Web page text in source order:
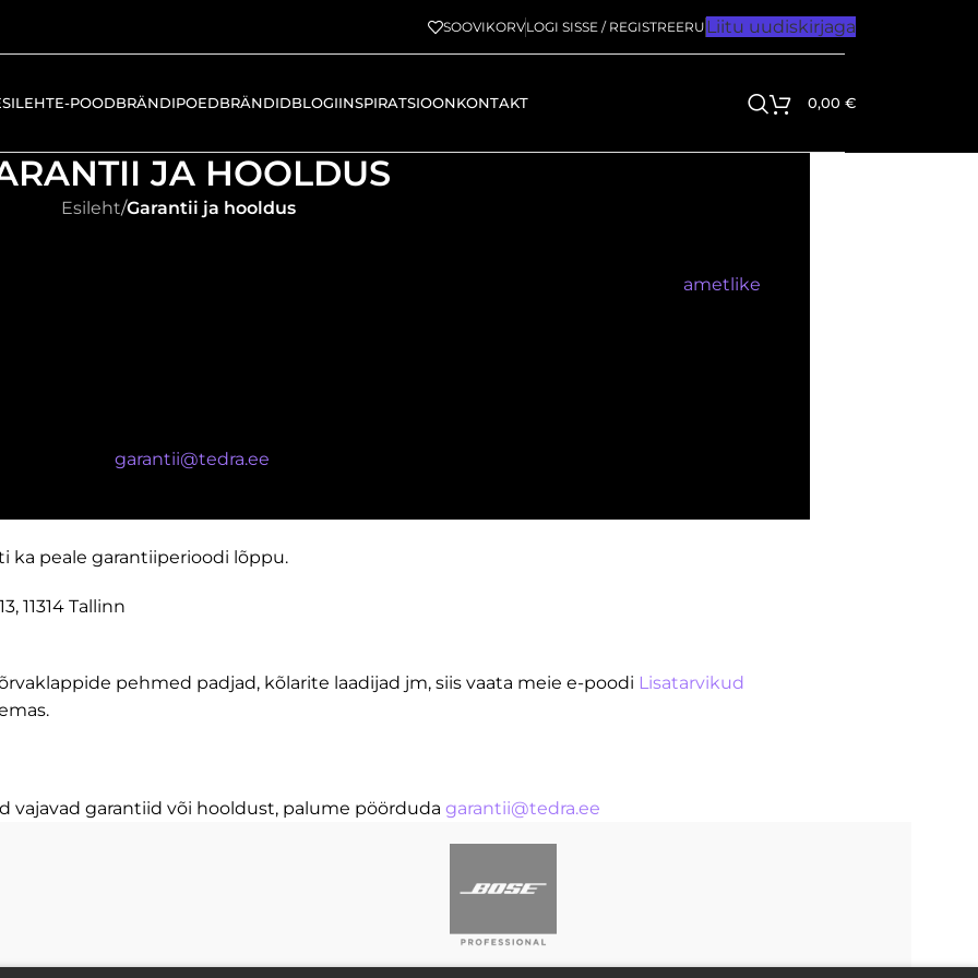
SOOVIKORVLOGI SISSE / REGISTREERU Liitu uudiskirjaga
E-POODBRÄNDIPOEDBRÄNDIDBLOGIINSPIRATSIOONKONTAKT 0,00 €
JA HOOLDUS
Esileht/Garantii ja hooldus
ametlike
garantii@tedra.ee
ka peale garantiiperioodi lõppu.
11314 Tallinn
pehmed padjad, kõlarite laadijad jm, siis vaata meie e-poodi Lisatarvikud
vajavad garantiid või hooldust, palume pöörduda garantii@tedra.ee